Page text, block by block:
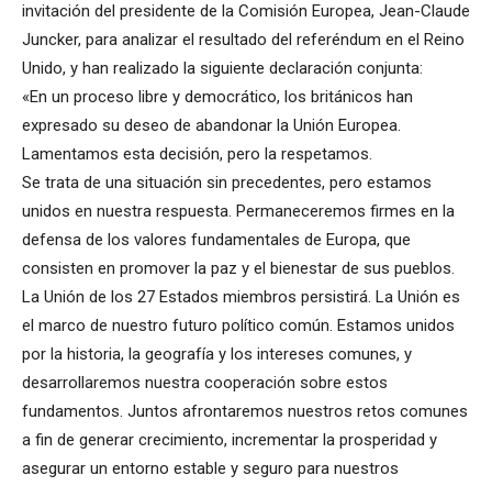
invitación del presidente de la Comisión Europea, Jean-Claude
Juncker, para analizar el resultado del referéndum en el Reino
Unido, y han realizado la siguiente declaración conjunta:
«En un proceso libre y democrático, los británicos han
expresado su deseo de abandonar la Unión Europea.
Lamentamos esta decisión, pero la respetamos.
Se trata de una situación sin precedentes, pero estamos
unidos en nuestra respuesta. Permaneceremos firmes en la
defensa de los valores fundamentales de Europa, que
consisten en promover la paz y el bienestar de sus pueblos.
La Unión de los 27 Estados miembros persistirá. La Unión es
el marco de nuestro futuro político común. Estamos unidos
por la historia, la geografía y los intereses comunes, y
desarrollaremos nuestra cooperación sobre estos
fundamentos. Juntos afrontaremos nuestros retos comunes
a fin de generar crecimiento, incrementar la prosperidad y
asegurar un entorno estable y seguro para nuestros